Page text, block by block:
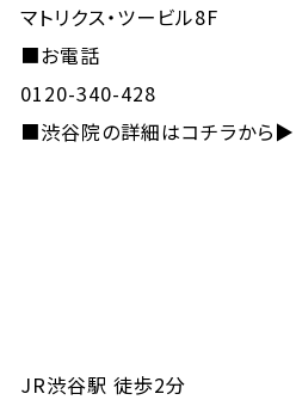
マトリクス・ツービル8F
■お電話
0120-340-428
■渋谷院の詳細はコチラから▶
JR渋谷駅 徒歩2分